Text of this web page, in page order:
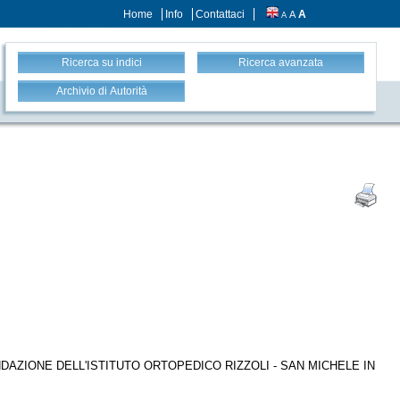
Home Info Contattaci A A A
Ricerca su indici Ricerca avanzata
Archivio di Autorità